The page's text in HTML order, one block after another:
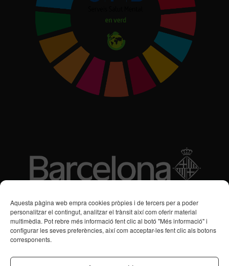
Aquesta pàgina web empra cookies pròpies i de tercers per a poder
personalitzar el contingut, analitzar el trànsit així com oferir material
multimèdia. Pot rebre més informació fent clic al botó "Més informació" i
configurar les seves preferències, així com acceptar-les fent clic als botons
corresponents.
Subvencions des de 2016
Programa de Vacances/Suport Respir Familiar
Transtorns de Salut Mental